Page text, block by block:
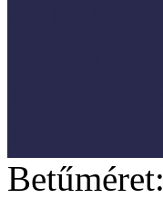
Betűméret: